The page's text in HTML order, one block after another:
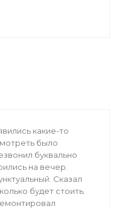
какие-то
было
буквально
на вечер.
Сказал
будет стоить.